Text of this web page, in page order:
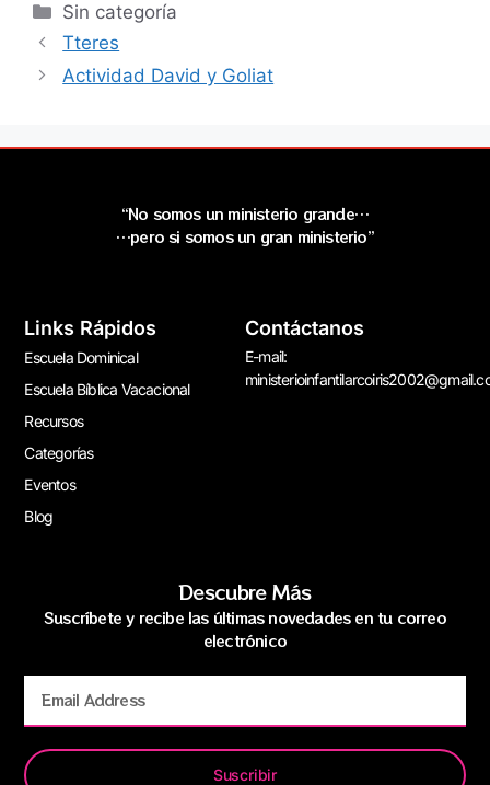
Sin categoría
Tteres
Actividad David y Goliat
“No somos un ministerio grande…
…pero si somos un gran ministerio”
Links Rápidos
Escuela Dominical
Escuela Bíblica Vacacional
Recursos
Categorías
Eventos
Blog
Contáctanos
E-mail:
Descubre Más
Suscríbete y recibe las últimas novedades en tu correo
electrónico
Suscribir